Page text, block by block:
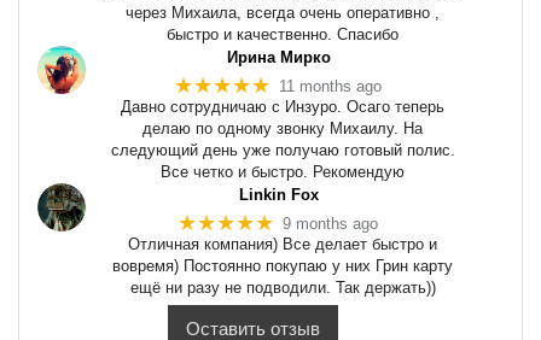
через Михаила, всегда очень оперативно ,
быстро и качественно. Спасибо
Ирина Мирко
★★★★★ 11 months ago
Давно сотрудничаю с Инзуро. Осаго теперь
делаю по одному звонку Михаилу. На
следующий день уже получаю готовый полис.
Все четко и быстро. Рекомендую
Linkin Fox
★★★★★ 9 months ago
Отличная компания) Все делает быстро и
вовремя) Постоянно покупаю у них Грин карту
ещё ни разу не подводили. Так держать))
Оставить отзыв